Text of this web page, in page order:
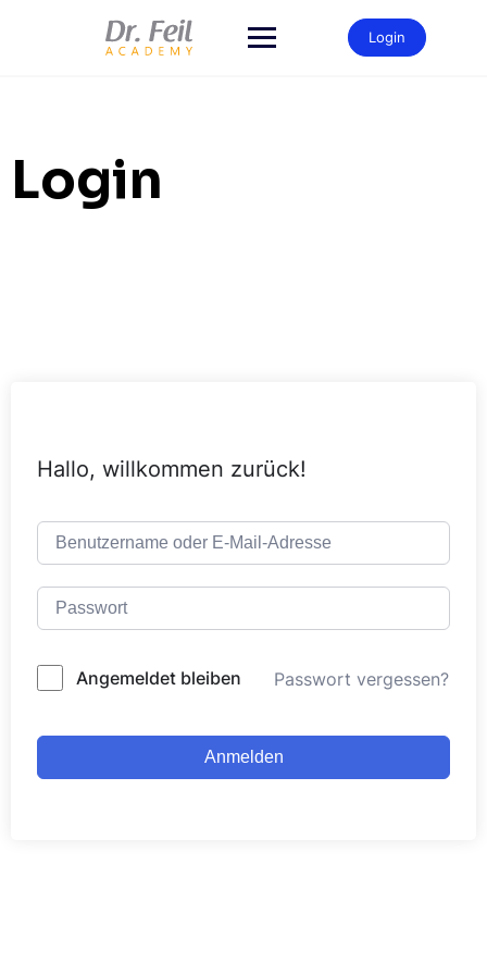
Login
Login
Hallo, willkommen zurück!
Alternative:
Angemeldet bleiben Passwort vergessen?
Anmelden